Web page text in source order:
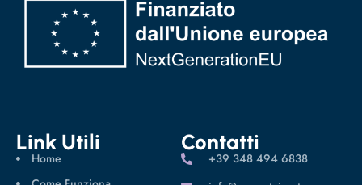
Link Utili
Home
Contatti
‪+39 348 494 6838